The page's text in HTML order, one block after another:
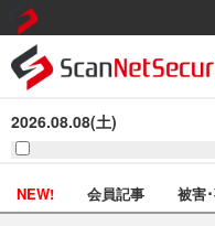
2026.08.08(土)
NEW! 会員記事 被害